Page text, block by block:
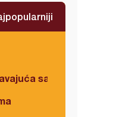
salata